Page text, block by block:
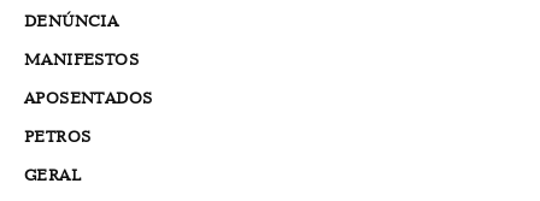
DENÚNCIA
MANIFESTOS
APOSENTADOS
PETROS
GERAL